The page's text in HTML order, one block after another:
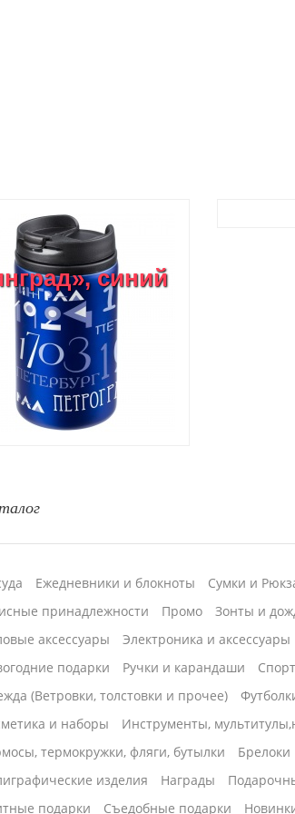
синий
Ежедневники и блокноты Сумки и
принадлежности
Промо
Зонты и
аксессуары
Электроника и аксессуары
подарки
Ручки и карандаши
(Ветровки, толстовки и прочее)
и наборы
Инструменты,
термокружки, фляги, бутылки
Брелоки
изделия
Награды
подарки
Cъедобные подарки